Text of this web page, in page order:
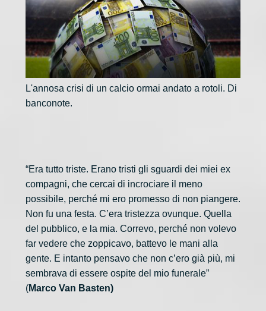
L'annosa crisi di un calcio ormai andato a rotoli. Di
banconote.
“Era tutto triste. Erano tristi gli sguardi dei miei ex
compagni, che cercai di incrociare il meno
possibile, perché mi ero promesso di non piangere.
Non fu una festa. C’era tristezza ovunque. Quella
del pubblico, e la mia. Correvo, perché non volevo
far vedere che zoppicavo, battevo le mani alla
gente. E intanto pensavo che non c’ero già più, mi
sembrava di essere ospite del mio funerale”
(Marco Van Basten)